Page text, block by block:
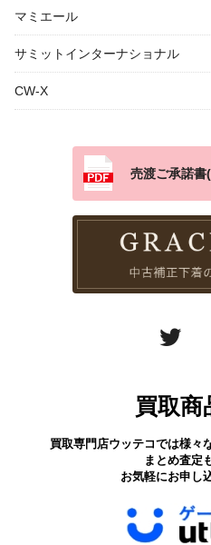
マミエール
サミットインターナショナル
CW-X
売渡ご承諾書
買取商
買取専門店ウッテコでは様々
まとめ査定
お気軽にお申し